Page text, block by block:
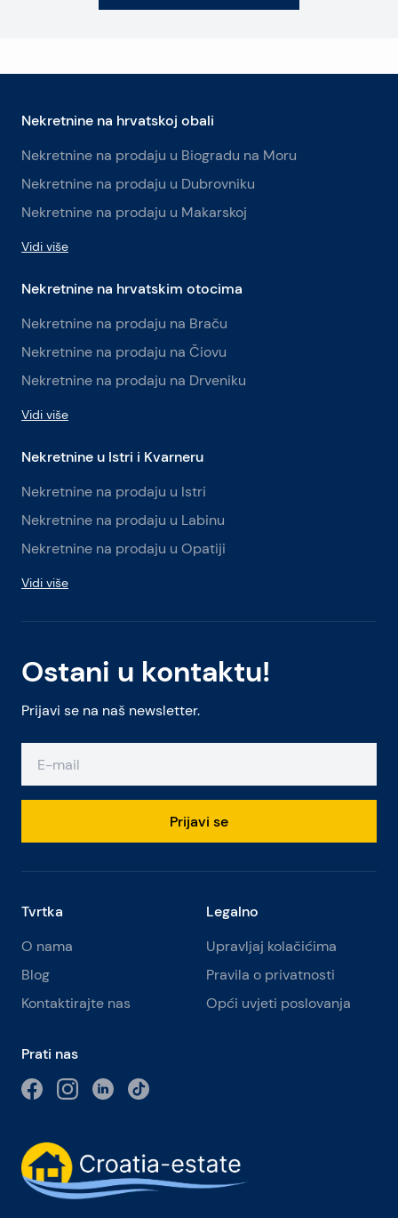
Ostani u kontaktu!
Prijavi se na naš newsletter.
Prijavi se
Nekretnine na hrvatskoj obali
Nekretnine na prodaju u Biogradu na Moru
Nekretnine na prodaju u Dubrovniku
Nekretnine na prodaju u Makarskoj
Vidi više
Nekretnine na hrvatskim otocima
Nekretnine na prodaju na Braču
Nekretnine na prodaju na Čiovu
Nekretnine na prodaju na Drveniku
Vidi više
Nekretnine u Istri i Kvarneru
Nekretnine na prodaju u Istri
Nekretnine na prodaju u Labinu
Nekretnine na prodaju u Opatiji
Vidi više
Tvrtka
O nama
Blog
Kontaktirajte nas
Legalno
Upravljaj kolačićima
Pravila o privatnosti
Opći uvjeti poslovanja
Prati nas